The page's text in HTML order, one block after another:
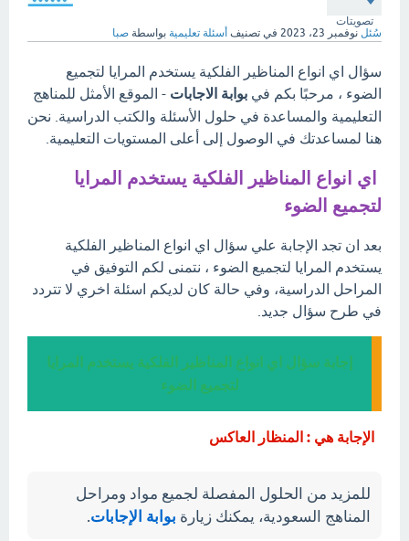
تصويتات
سُئل نوفمبر 23، 2023 في تصنيف أسئلة تعليمية بواسطة صبا
سؤال اي انواع المناظير الفلكية يستخدم المرايا لتجميع
الضوء ، مرحبًا بكم في بوابة الاجابات - الموقع الأمثل للمناهج
التعليمية والمساعدة في حلول الأسئلة والكتب الدراسية. نحن
هنا لمساعدتك في الوصول إلى أعلى المستويات التعليمية.
اي انواع المناظير الفلكية يستخدم المرايا
لتجميع الضوء
بعد ان تجد الإجابة علي سؤال اي انواع المناظير الفلكية
يستخدم المرايا لتجميع الضوء ، نتمنى لكم التوفيق في
المراحل الدراسية، وفي حالة كان لديكم اسئلة اخري لا تتردد
في طرح سؤال جديد.
إجابة سؤال اي انواع المناظير الفلكية يستخدم المرايا
لتجميع الضوء
الإجابة هي : المنظار العاكس
للمزيد من الحلول المفصلة لجميع مواد ومراحل
المناهج السعودية، يمكنك زيارة بوابة الإجابات.